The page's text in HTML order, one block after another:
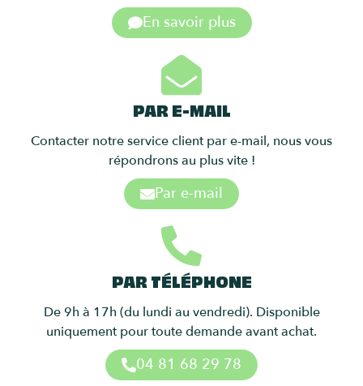
En savoir plus
PAR E-MAIL
Contacter notre service client par e-mail, nous vous
répondrons au plus vite !
Par e-mail
PAR TÉLÉPHONE
De 9h à 17h (du lundi au vendredi). Disponible
uniquement pour toute demande avant achat.
04 81 68 29 78